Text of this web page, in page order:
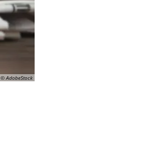
© AdobeStock